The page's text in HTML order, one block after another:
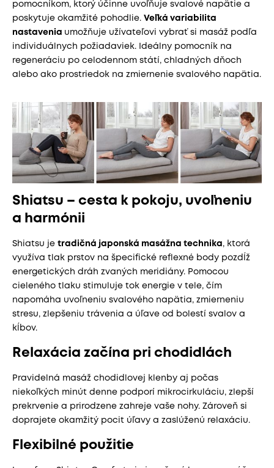
pomocníkom, ktorý účinne uvoľňuje svalové napätie a
poskytuje okamžité pohodlie. Veľká variabilita
nastavenia umožňuje užívateľovi vybrať si masáž podľa
individuálnych požiadaviek. Ideálny pomocník na
regeneráciu po celodennom státí, chladných dňoch
alebo ako prostriedok na zmiernenie svalového napätia.
Shiatsu – cesta k pokoju, uvoľneniu
a harmónii
Shiatsu je tradičná japonská masážna technika , ktorá
využíva tlak prstov na špecifické reflexné body pozdĺž
energetických dráh zvaných meridiány. Pomocou
cieleného tlaku stimuluje tok energie v tele, čím
napomáha uvoľneniu svalového napätia, zmierneniu
stresu, zlepšeniu trávenia a úľave od bolestí svalov a
kĺbov.
Relaxácia začína pri chodidlách
Pravidelná masáž chodidlovej klenby aj počas
niekoľkých minút denne podporí mikrocirkuláciu, zlepší
prekrvenie a prirodzene zahreje vaše nohy. Zároveň si
doprajete okamžitý pocit úľavy a zaslúženú relaxáciu.
Flexibilné použitie